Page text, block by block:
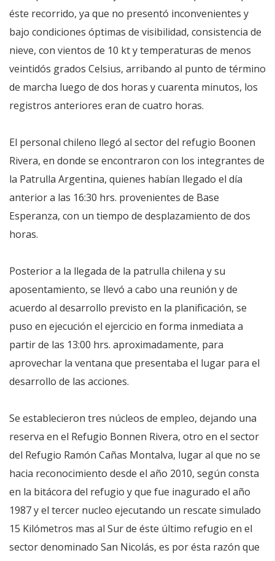
éste recorrido, ya que no presentó inconvenientes y
bajo condiciones óptimas de visibilidad, consistencia de
nieve, con vientos de 10 kt y temperaturas de menos
veintidós grados Celsius, arribando al punto de término
de marcha luego de dos horas y cuarenta minutos, los
registros anteriores eran de cuatro horas.
El personal chileno llegó al sector del refugio Boonen
Rivera, en donde se encontraron con los integrantes de
la Patrulla Argentina, quienes habían llegado el día
anterior a las 16:30 hrs. provenientes de Base
Esperanza, con un tiempo de desplazamiento de dos
horas.
Posterior a la llegada de la patrulla chilena y su
aposentamiento, se llevó a cabo una reunión y de
acuerdo al desarrollo previsto en la planificación, se
puso en ejecución el ejercicio en forma inmediata a
partir de las 13:00 hrs. aproximadamente, para
aprovechar la ventana que presentaba el lugar para el
desarrollo de las acciones.
Se establecieron tres núcleos de empleo, dejando una
reserva en el Refugio Bonnen Rivera, otro en el sector
del Refugio Ramón Cañas Montalva, lugar al que no se
hacia reconocimiento desde el año 2010, según consta
en la bitácora del refugio y que fue inagurado el año
1987 y el tercer nucleo ejecutando un rescate simulado
15 Kilómetros mas al Sur de éste último refugio en el
sector denominado San Nicolás, es por ésta razón que